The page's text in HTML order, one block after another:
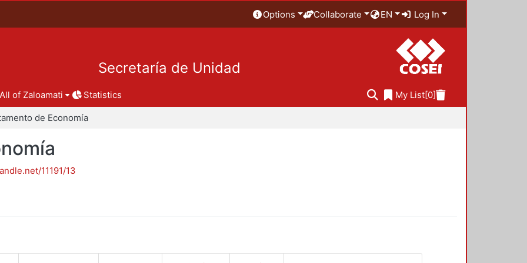
Options Collaborate EN Log In
Secretaría de Unidad
All of Zaloamati Statistics My List[0]
de Economía
11191/13